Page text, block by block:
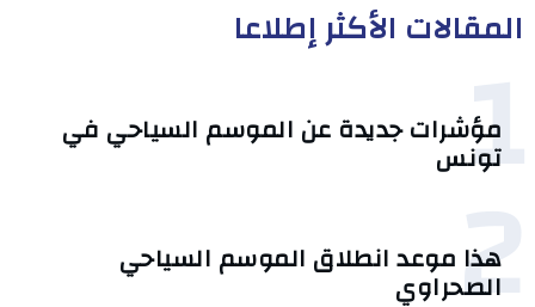
المقالات الأكثر إطلاعا
1
مؤشرات جديدة عن الموسم السياحي في
تونس
2
هذا موعد انطلاق الموسم السياحي
الصحراوي